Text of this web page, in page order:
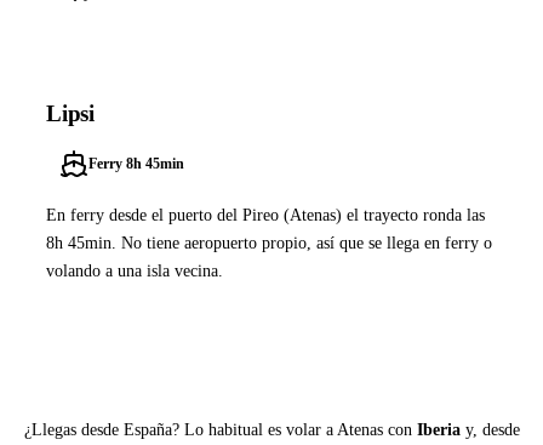
Lipsi
Ferry 8h 45min
En ferry desde el puerto del Pireo (Atenas) el trayecto ronda las
8h 45min. No tiene aeropuerto propio, así que se llega en ferry o
volando a una isla vecina.
¿Llegas desde España? Lo habitual es volar a Atenas con Iberiay, desde